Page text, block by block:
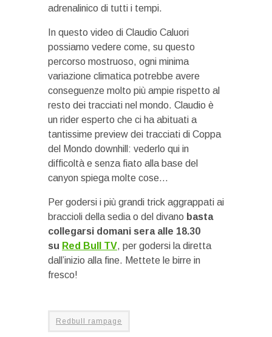
adrenalinico di tutti i tempi.
In questo video di Claudio Caluori
possiamo vedere come, su questo
percorso mostruoso, ogni minima
variazione climatica potrebbe avere
conseguenze molto più ampie rispetto al
resto dei tracciati nel mondo. Claudio è
un rider esperto che ci ha abituati a
tantissime preview dei tracciati di Coppa
del Mondo downhill: vederlo qui in
difficoltà e senza fiato alla base del
canyon spiega molte cose…
Per godersi i più grandi trick aggrappati ai
braccioli della sedia o del divano basta
collegarsi domani sera alle 18.30
su Red Bull TV, per godersi la diretta
dall’inizio alla fine. Mettete le birre in
fresco!
Redbull rampage